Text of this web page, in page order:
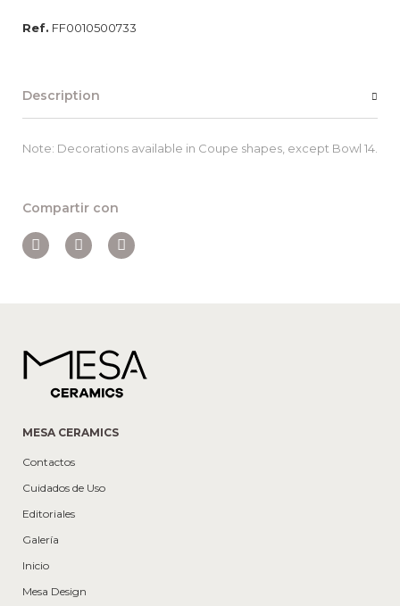
Ref. FF0010500733
Description
Note: Decorations available in Coupe shapes, except Bowl 14.
Compartir con
MESA CERAMICS
Contactos
Cuidados de Uso
Editoriales
Galería
Inicio
Mesa Design